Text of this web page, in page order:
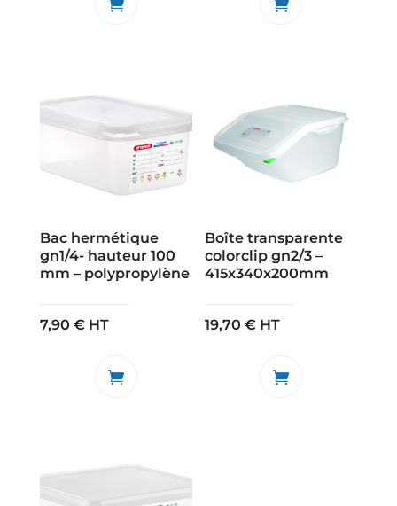
Bac hermétique
gn1/4- hauteur 100
mm – polypropylène
7,90 € HT
Boîte transparente
colorclip gn2/3 –
415x340x200mm
19,70€ HT